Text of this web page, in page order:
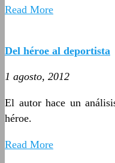
Read More
Del héroe al deportista
1 agosto, 2012
El autor hace un
héroe.
Read More